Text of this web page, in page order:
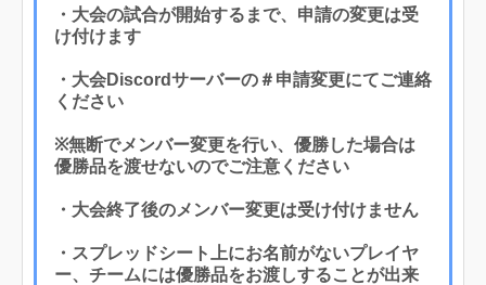
・大会の試合が開始するまで、申請の変更は受
け付けます
・大会Discordサーバーの＃申請変更にてご連絡
ください
※無断でメンバー変更を行い、優勝した場合は
優勝品を渡せないのでご注意ください
・大会終了後のメンバー変更は受け付けません
・スプレッドシート上にお名前がないプレイヤ
ー、チームには優勝品をお渡しすることが出来